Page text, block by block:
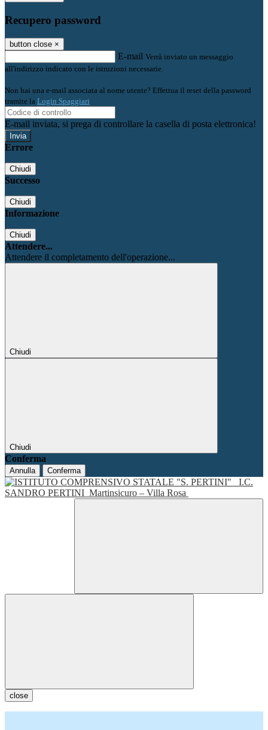
Recupero password
button close ×
E-mail Verrà inviato un messaggio
all'indirizzo indicato con le istruzioni necessarie.
Non hai una e-mail associata al nome utente? Effettua il reset della password
tramite la Login Spaggiari
E-mail inviata, si prega di controllare la casella di posta elettronica!
Errore
Chiudi
Successo
Chiudi
Informazione
Chiudi
Attendere...
Attendere il completamento dell'operazione...
Chiudi
Chiudi
Conferma
Annulla Conferma
I.C.
SANDRO PERTINI Martinsicuro – Villa Rosa
close